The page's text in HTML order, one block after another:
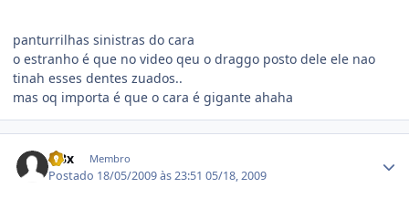
panturrilhas sinistras do cara
o estranho é que no video qeu o draggo posto dele ele nao
tinah esses dentes zuados..
mas oq importa é que o cara é gigante ahaha
al3x Membro
Postado 18/05/2009 às 23:5105/18, 2009